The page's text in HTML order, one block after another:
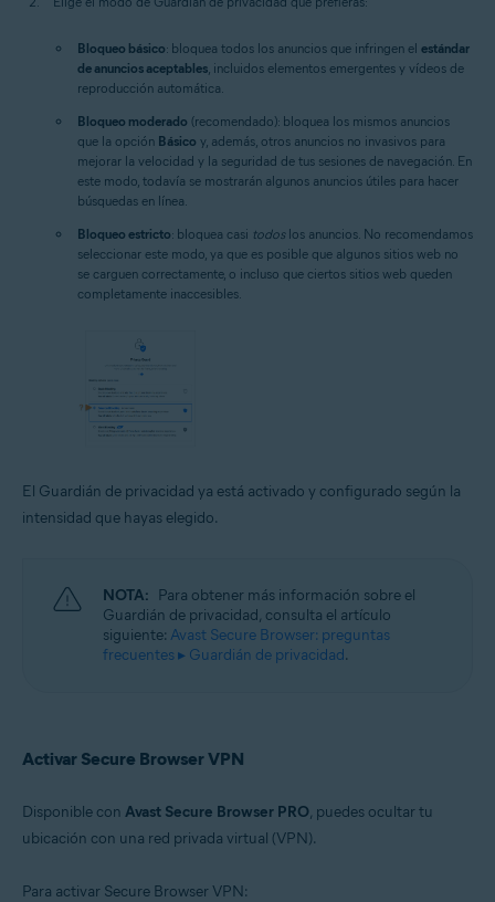
Bloqueo básico: bloquea todos los anuncios que infringen el estándar
de anuncios aceptables , incluidos elementos emergentes y vídeos de
reproducción automática.
Bloqueo moderado (recomendado): bloquea los mismos anuncios
que la opción Básico y, además, otros anuncios no invasivos para
mejorar la velocidad y la seguridad de tus sesiones de navegación. En
este modo, todavía se mostrarán algunos anuncios útiles para hacer
búsquedas en línea.
Bloqueo estricto: bloquea casi todoslos anuncios. No recomendamos
seleccionar este modo, ya que es posible que algunos sitios web no
se carguen correctamente, o incluso que ciertos sitios web queden
completamente inaccesibles.
El Guardián de privacidad ya está activado y configurado según la
intensidad que hayas elegido.
NOTA: Para obtener más información sobre el
Guardián de privacidad, consulta el artículo
siguiente: Avast Secure Browser: preguntas
frecuentes ▸ Guardián de privacidad.
Activar Secure Browser VPN
Disponible con Avast Secure Browser PRO, puedes ocultar tu
ubicación con una red privada virtual (VPN).
Para activar Secure Browser VPN: